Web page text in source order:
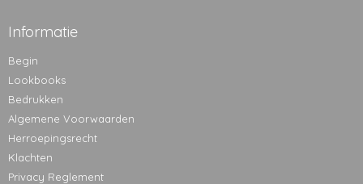
Informatie
Begin
Lookbooks
Bedrukken
Algemene Voorwaarden
Herroepingsrecht
Klachten
Privacy Reglement